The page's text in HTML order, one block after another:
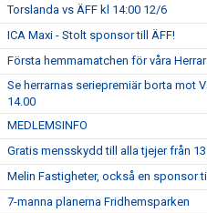
Torslanda vs ÄFF kl 14:00 12/6
ICA Maxi - Stolt sponsor till ÄFF!
Första hemmamatchen för våra
Se herrarnas seriepremiär borta mot
14.00
MEDLEMSINFO
Gratis mensskydd till alla tjejer från 13
Melin Fastigheter, också en sponsor
7-manna planerna Fridhemsparken